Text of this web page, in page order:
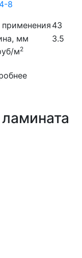
8
применения 43
мм
3.5
м2